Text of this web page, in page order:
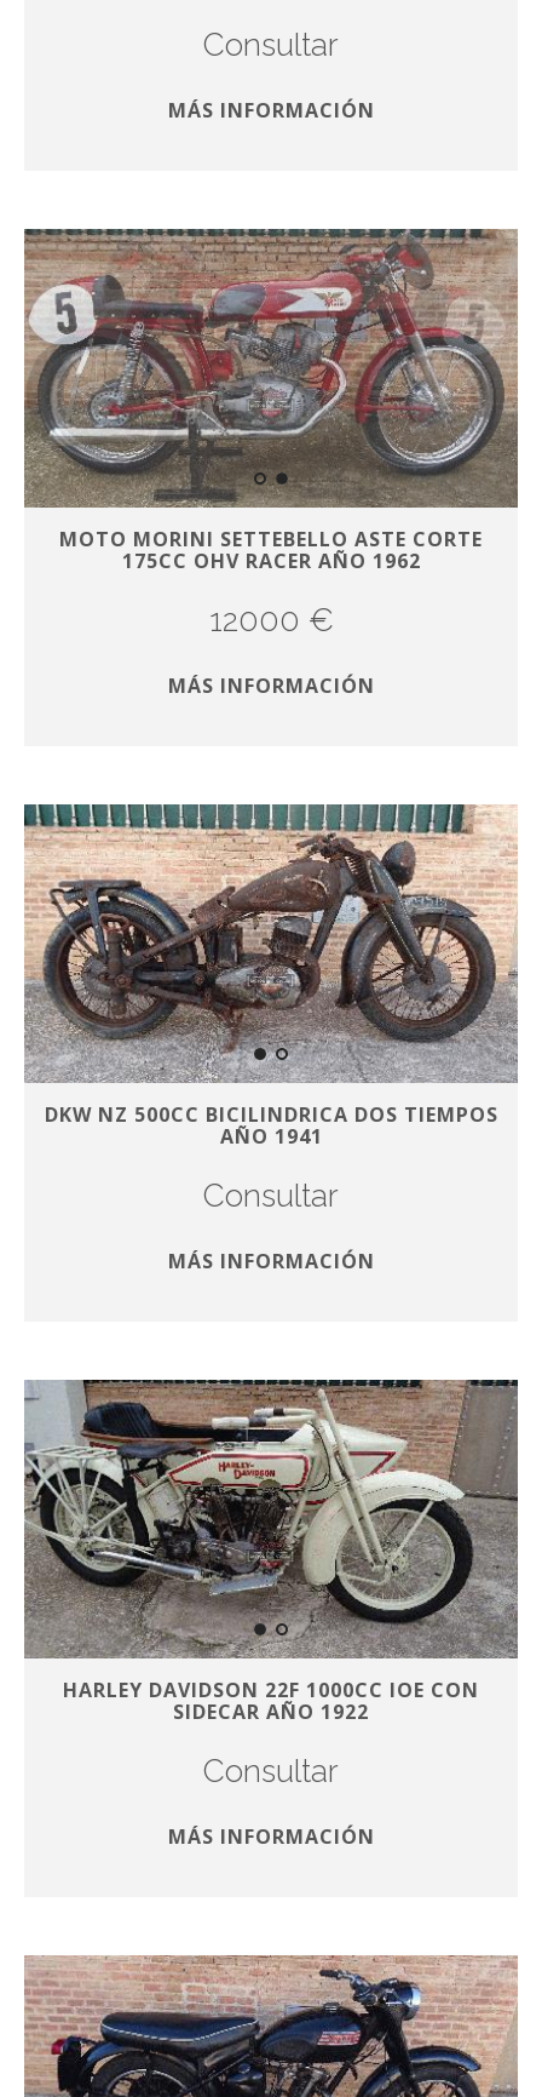
Consultar
MÁS INFORMACIÓN
MOTO MORINI SETTEBELLO ASTE CORTE
175CC OHV RACER AÑO 1962
12000 €
MÁS INFORMACIÓN
DKW NZ 500CC BICILINDRICA DOS TIEMPOS
AÑO 1941
Consultar
MÁS INFORMACIÓN
HARLEY DAVIDSON 22F 1000CC IOE CON
SIDECAR AÑO 1922
Consultar
MÁS INFORMACIÓN